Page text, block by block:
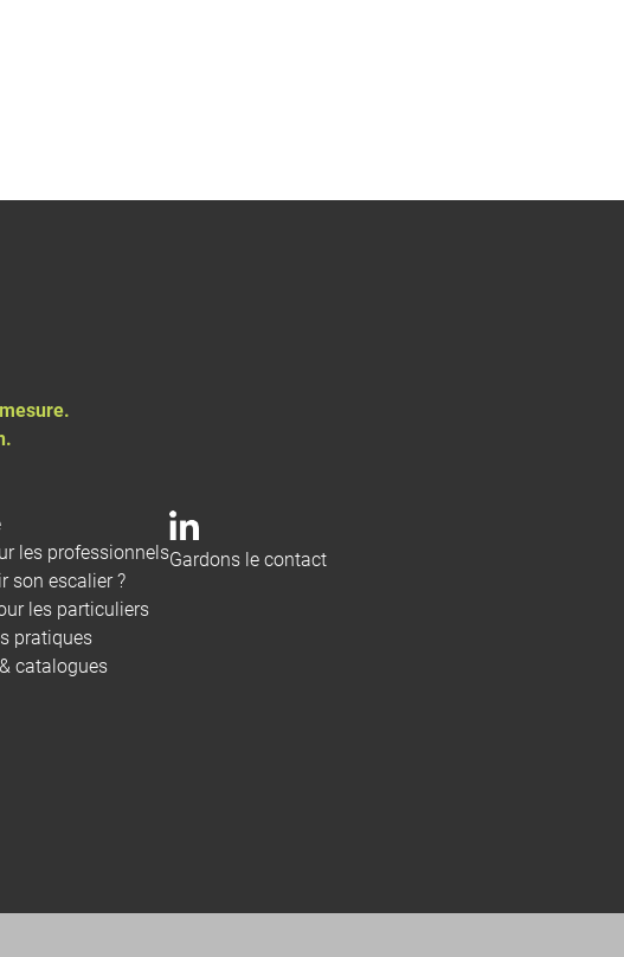
.
les professionnels
son escalier ?
les particuliers
pratiques
catalogues
Gardons le contact